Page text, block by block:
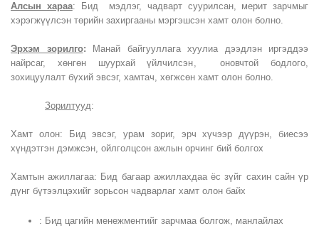
Алсын хараа: Бид мэдлэг, чадварт суурилсан, мерит зарчмыг
хэрэгжүүлсэн төрийн захиргааны мэргэшсэн хамт олон болно.
Эрхэм зорилго: Манай байгууллага хуулиа дээдлэн иргэддээ
найрсаг, хөнгөн шуурхай үйлчилсэн, оновчтой бодлого,
зохицуулалт бүхий эвсэг, хамтач, хөгжсөн хамт олон болно.
Зорилтууд:
Хамт олон: Бид эвсэг, урам зориг, эрч хүчээр дүүрэн, биесээ
хүндэтгэн дэмжсэн, ойлголцсон ажлын орчинг бий болгох
Хамтын ажиллагаа: Бид багаар ажиллахдаа ёс зүйг сахин сайн үр
дүнг бүтээлцэхийг зорьсон чадварлаг хамт олон байх
: Бид цагийн менежментийг зарчмаа болгож, манлайлах